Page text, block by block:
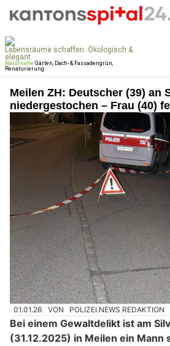
Meilen ZH: Deutscher (39) an
niedergestochen – Frau (40)
01.01.26 VON POLIZEI.NEWS REDAKTION
Bei einem Gewaltdelikt ist am
(31.12.2025) in Meilen ein